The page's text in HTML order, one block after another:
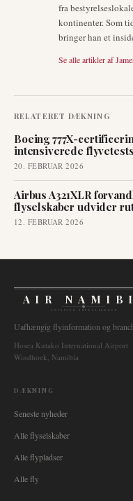
fra
kontinenter. Som
bringer han et
Se alle artikler af
RELATERET DÆKNING
Boeing 777X-
intensiverede flyvetests
20. FEBRUAR 2026
Airbus A321XLR
flyselskaber udvider
12. FEBRUAR 2026
AIR
AVIATION INTELLIGENCE
Uafhængig flyinformation og
Hosea Kutako International Airport
Windhoek, Namibia
DÆKNING
Seneste nyheder
Alle flyselskaber
Alle flypladser
Alle fly